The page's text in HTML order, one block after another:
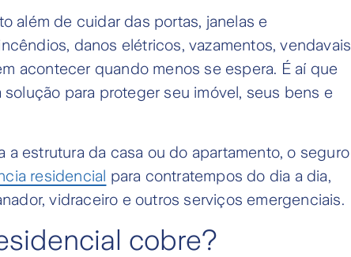
além de cuidar das portas, janelas e
danos elétricos, vazamentos, vendavais
acontecer quando menos se espera. É aí que
solução para proteger seu imóvel, seus bens e
a estrutura da casa ou do apartamento, o seguro
residencial para contratempos do dia a dia,
vidraceiro e outros serviços emergenciais.
cobre?